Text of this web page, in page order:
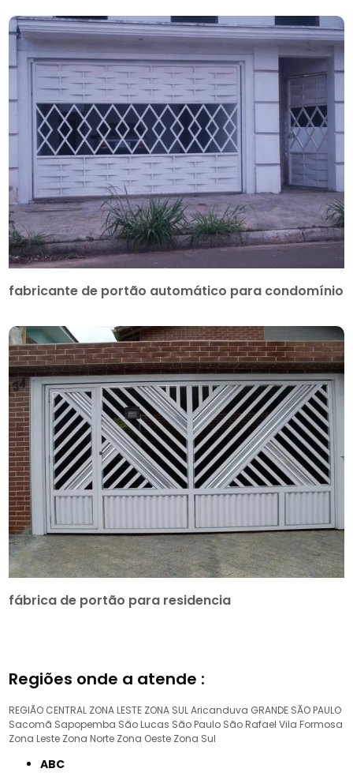
fabricante de portão automático para condomínio
fábrica de portão para residencia
Regiões onde a atende :
REGIÃO CENTRAL ZONA LESTE ZONA SULAricanduva GRANDE SÃO PAULO
Sacomã Sapopemba São Lucas São Paulo São Rafael Vila Formosa
Zona Leste Zona Norte Zona Oeste Zona Sul
ABC